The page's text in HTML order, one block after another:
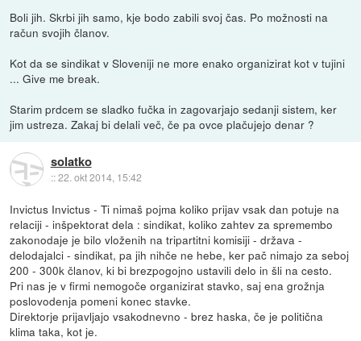
Boli jih. Skrbi jih samo, kje bodo zabili svoj čas. Po možnosti na
račun svojih članov.
Kot da se sindikat v Sloveniji ne more enako organizirat kot v tujini
... Give me break.
Starim prdcem se sladko fučka in zagovarjajo sedanji sistem, ker
jim ustreza. Zakaj bi delali več, če pa ovce plačujejo denar ?
solatko
::22. okt 2014, 15:42
Invictus Invictus - Ti nimaš pojma koliko prijav vsak dan potuje na
relaciji - inšpektorat dela : sindikat, koliko zahtev za spremembo
zakonodaje je bilo vloženih na tripartitni komisiji - država -
delodajalci - sindikat, pa jih nihče ne hebe, ker pač nimajo za seboj
200 - 300k članov, ki bi brezpogojno ustavili delo in šli na cesto.
Pri nas je v firmi nemogoče organizirat stavko, saj ena grožnja
poslovodenja pomeni konec stavke.
Direktorje prijavljajo vsakodnevno - brez haska, če je politična
klima taka, kot je.